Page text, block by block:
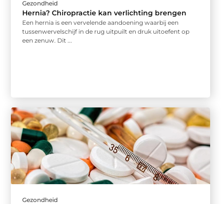
Gezondheid
Hernia? Chiropractie kan verlichting brengen
Een hernia is een vervelende aandoening waarbij een
tussenwervelschijf in de rug uitpuilt en druk uitoefent op
een zenuw. Dit ...
Gezondheid